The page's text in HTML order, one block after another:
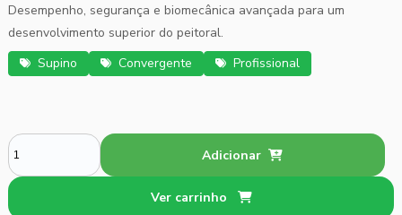
Desempenho, segurança e biomecânica avançada para um
desenvolvimento superior do peitoral.
Supino
Convergente Profissional
Adicionar
Ver carrinho